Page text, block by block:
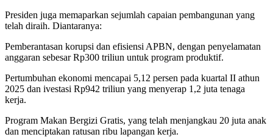
Presiden juga memaparkan sejumlah capaian pembangunan yang
telah diraih. Diantaranya:
Pemberantasan korupsi dan efisiensi APBN, dengan penyelamatan
anggaran sebesar Rp300 triliun untuk program produktif.
Pertumbuhan ekonomi mencapai 5,12 persen pada kuartal II athun
2025 dan ivestasi Rp942 triliun yang menyerap 1,2 juta tenaga
kerja.
Program Makan Bergizi Gratis, yang telah menjangkau 20 juta anak
dan menciptakan ratusan ribu lapangan kerja.